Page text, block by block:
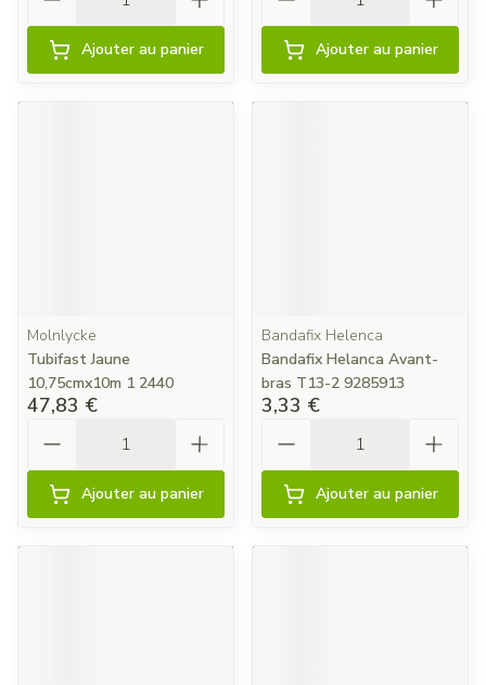
Ajouter au panier Ajouter au panier
Molnlycke
Tubifast Jaune
10,75cmx10m 1 2440
47,83 €
Ajouter au panier
Bandafix Helenca
Bandafix Helanca Avant-
bras T13-2 9285913
3,33 €
Ajouter au panier